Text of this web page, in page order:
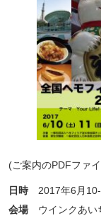
(ご案内のPDFファ
日時 2017年6月10-
会場ウインクあい